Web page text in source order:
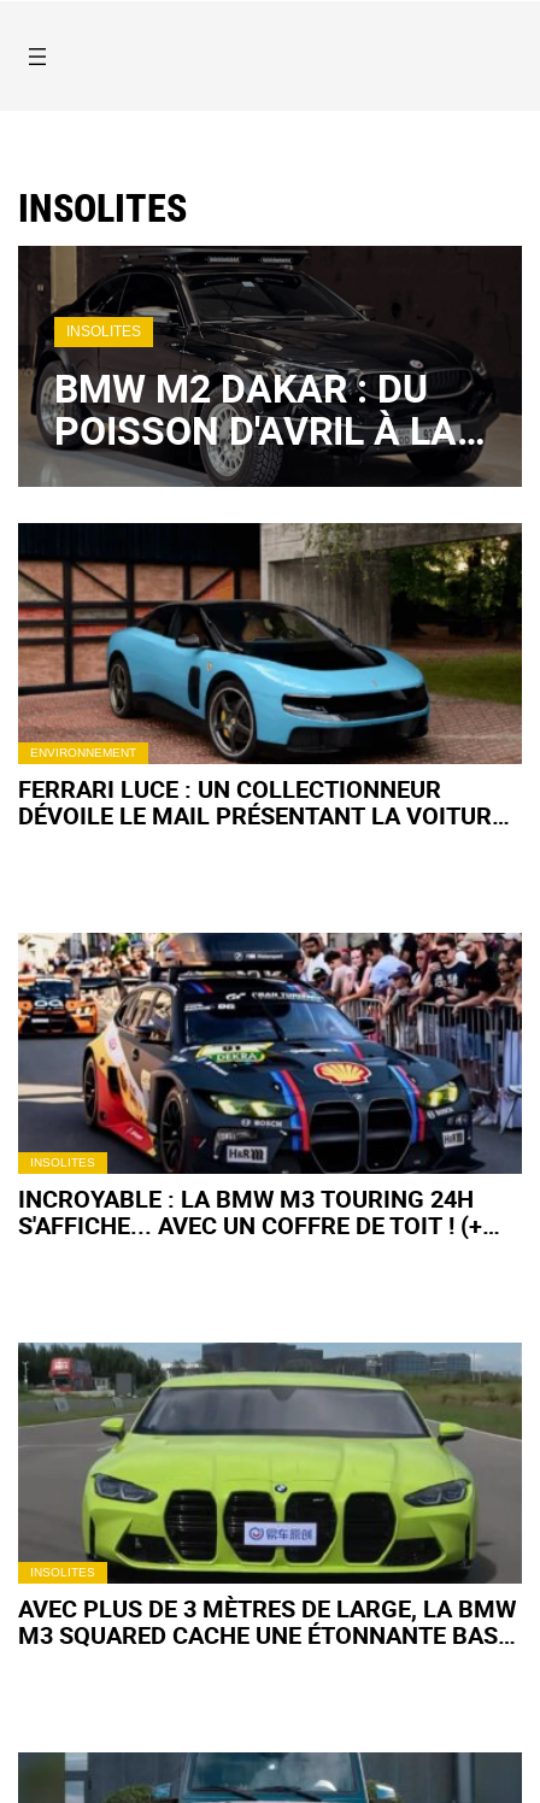
INSOLITES
INSOLITES
BMW M2 DAKAR : DU
POISSON D'AVRIL À LA
RÉALITÉ GRÂCE À UN
PRÉPARATEUR ?
ENVIRONNEMENT
FERRARI LUCE : UN COLLECTIONNEUR
DÉVOILE LE MAIL PRÉSENTANT LA VOITURE
INSOLITES
INCROYABLE : LA BMW M3 TOURING 24H
S'AFFICHE... AVEC UN COFFRE DE TOIT ! (+
INSOLITES
AVEC PLUS DE 3 MÈTRES DE LARGE, LA BMW
M3 SQUARED CACHE UNE ÉTONNANTE BASE